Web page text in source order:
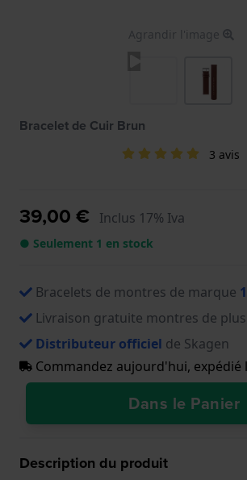
Agrandir l'image
Bracelet de Cuir Brun
3 avis
39,00 € Inclus 17% Iva
● Seulement 1 en stock
Bracelets de montres de marque
Livraison gratuite montres de plus
Distributeur officiel de Skagen
Commandez aujourd'hui, expédié
Dans le Panier
Description du produit